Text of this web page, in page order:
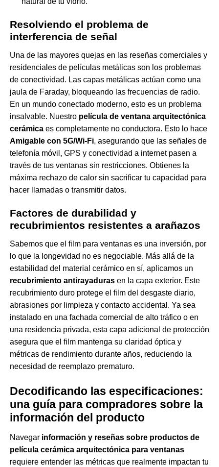
Resolviendo el problema de
interferencia de señal
Una de las mayores quejas en las reseñas comerciales y
residenciales de películas metálicas son los problemas
de conectividad. Las capas metálicas actúan como una
jaula de Faraday, bloqueando las frecuencias de radio.
En un mundo conectado moderno, esto es un problema
insalvable. Nuestro película de ventana arquitectónica
cerámica es completamente no conductora. Esto lo hace
Amigable con 5G/Wi-Fi, asegurando que las señales de
telefonía móvil, GPS y conectividad a internet pasen a
través de tus ventanas sin restricciones. Obtienes la
máxima rechazo de calor sin sacrificar tu capacidad para
hacer llamadas o transmitir datos.
Factores de durabilidad y
recubrimientos resistentes a arañazos
Sabemos que el film para ventanas es una inversión, por
lo que la longevidad no es negociable. Más allá de la
estabilidad del material cerámico en sí, aplicamos un
recubrimiento antirayaduras en la capa exterior. Este
recubrimiento duro protege el film del desgaste diario,
abrasiones por limpieza y contacto accidental. Ya sea
instalado en una fachada comercial de alto tráfico o en
una residencia privada, esta capa adicional de protección
asegura que el film mantenga su claridad óptica y
métricas de rendimiento durante años, reduciendo la
necesidad de reemplazo prematuro.
Decodificando las especificaciones:
una guía para compradores sobre la
información del producto
Navegar información y reseñas sobre productos de
película cerámica arquitectónica para ventanas
requiere entender las métricas que realmente impactan tu